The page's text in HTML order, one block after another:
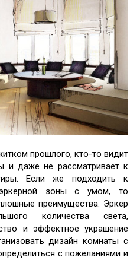
прошлого, кто-то видит
и даже не рассматривает к
Если же подходить к
эркерной зоны с умом, то
преимущества. Эркер
количества света,
и эффектное украшение
дизайн комнаты с
с пожеланиями и